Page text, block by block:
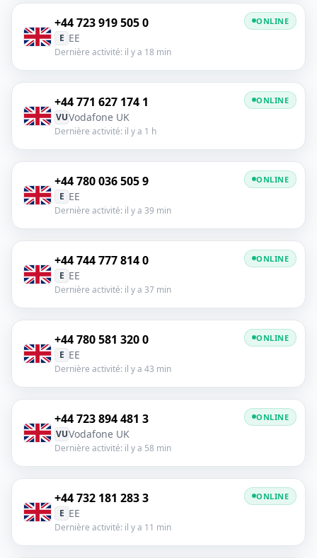
+44 723 919 505 0
E EE
Dernière activité: il y a 18 min
ONLINE
+44 771 627 174 1
VUVodafone UK
Dernière activité: il y a 1 h
ONLINE
+44 780 036 505 9
E EE
Dernière activité: il y a 39 min
ONLINE
+44 744 777 814 0
E EE
Dernière activité: il y a 37 min
ONLINE
+44 780 581 320 0
E EE
Dernière activité: il y a 43 min
ONLINE
+44 723 894 481 3
VUVodafone UK
Dernière activité: il y a 58 min
ONLINE
+44 732 181 283 3
E EE
Dernière activité: il y a 11 min
ONLINE